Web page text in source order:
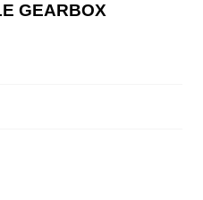
GEARBOX